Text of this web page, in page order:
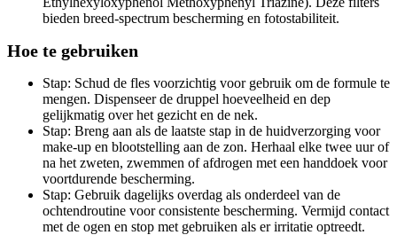
bieden breed-spectrum bescherming en fotostabiliteit.
Hoe te gebruiken
Stap: Schud de fles voorzichtig voor gebruik om de formule te
mengen. Dispenseer de druppel hoeveelheid en dep
gelijkmatig over het gezicht en de nek.
Stap: Breng aan als de laatste stap in de huidverzorging voor
make-up en blootstelling aan de zon. Herhaal elke twee uur of
na het zweten, zwemmen of afdrogen met een handdoek voor
voortdurende bescherming.
Stap: Gebruik dagelijks overdag als onderdeel van de
ochtendroutine voor consistente bescherming. Vermijd contact
met de ogen en stop met gebruiken als er irritatie optreedt.